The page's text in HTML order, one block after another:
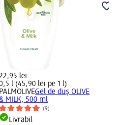
lei
l (45,90 lei pe 1 l)
PALMOLIVEGel de duș OLIVE
MILK, 500 ml
(9)
Livrabil